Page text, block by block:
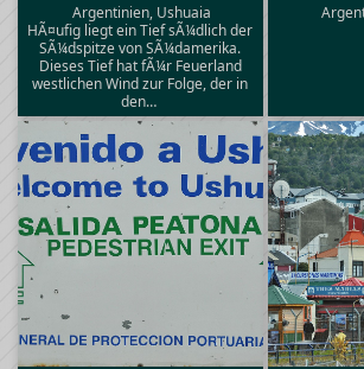
Argentinien, Ushuaia
HÃ¤ufig liegt ein Tief sÃ¼dlich der
SÃ¼dspitze von SÃ¼damerika.
Dieses Tief hat fÃ¼r Feuerland
westlichen Wind zur Folge, der in
den…